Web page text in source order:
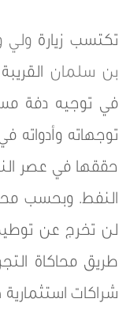
تكتسب زيارةولي
بن سلمان
في توجيه دفة
توجهاته وأدواته
حققها في عصر
النفط. وبحسب
لن تخرج عن
طريق محاكاة
شراكات